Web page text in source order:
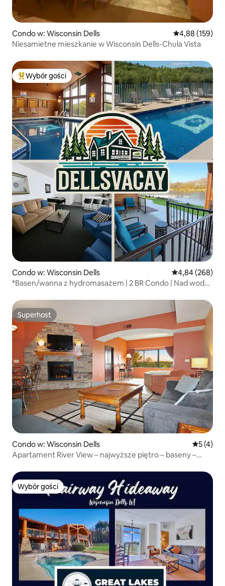
Condo w: Wisconsin Dells Średnia
4,88 (159)
Niesamietne mieszkanie w Wisconsin Dells-Chula Vista
Najpopularniejsze z kategorii Wybór gości
Wybór gości
Condo w: Wisconsin Dells Średnia
4,84 (268)
*Basen/wanna z hydromasażem | 2 BR Condo | Nad wodą |
Superhost
Superhost
Condo w: Wisconsin Dells Średnia
5 (4)
Apartament River View – najwyższe piętro – baseny –
Wybór gości
Wybór gości